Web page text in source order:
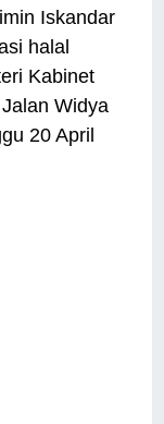
Iskandar
halal
Kabinet
Widya
20 April